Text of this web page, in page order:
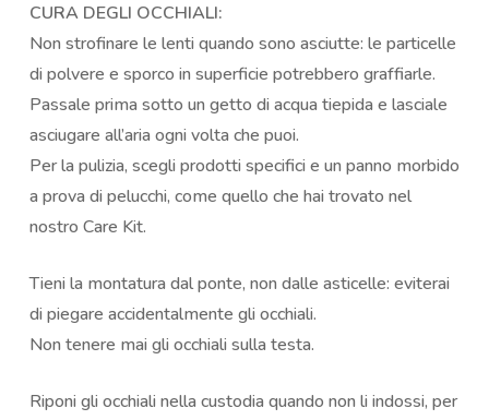
CURA DEGLI OCCHIALI:
Non strofinare le lenti quando sono asciutte: le particelle
di polvere e sporco in superficie potrebbero graffiarle.
Passale prima sotto un getto di acqua tiepida e lasciale
asciugare all’aria ogni volta che puoi.
Per la pulizia, scegli prodotti specifici e un panno morbido
a prova di pelucchi, come quello che hai trovato nel
nostro Care Kit.
Tieni la montatura dal ponte, non dalle asticelle: eviterai
di piegare accidentalmente gli occhiali.
Non tenere mai gli occhiali sulla testa.
Riponi gli occhiali nella custodia quando non li indossi, per